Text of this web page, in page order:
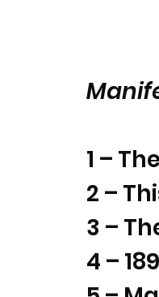
1 –
2 –
3 –
4 –